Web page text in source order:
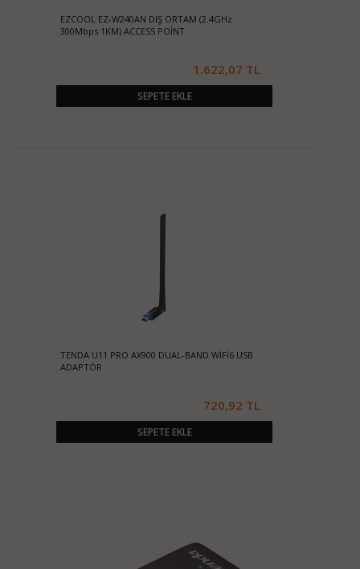
EZCOOL EZ-W240AN DIŞ ORTAM (2.4GHz
300Mbps 1KM) ACCESS POİNT
1.622,07 TL
SEPETE EKLE
TENDA U11 PRO AX900 DUAL-BAND WİFİ6 USB
ADAPTÖR
720,92 TL
SEPETE EKLE